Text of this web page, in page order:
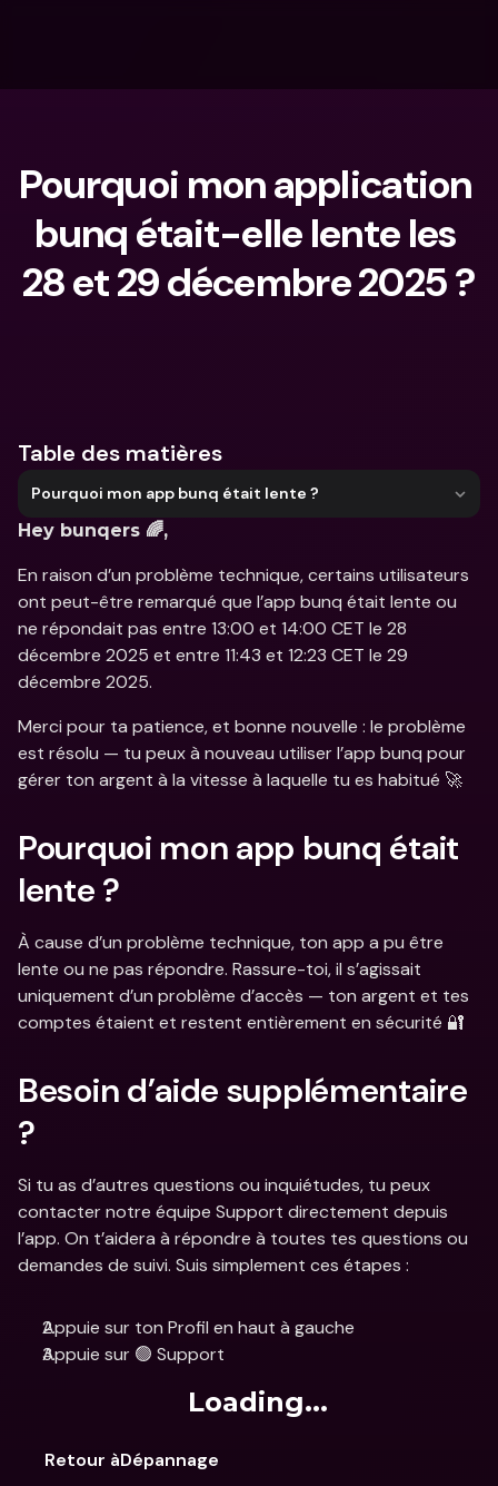
Pourquoi mon application
bunq était-elle lente les
28 et 29 décembre 2025 ?
Table des matières
Pourquoi mon app bunq était lente ?
Hey bunqers 🌈,
En raison d’un problème technique, certains utilisateurs
ont peut-être remarqué que l’app bunq était lente ou
ne répondait pas entre 13:00 et 14:00 CET le 28
décembre 2025 et entre 11:43 et 12:23 CET le 29
décembre 2025.
Merci pour ta patience, et bonne nouvelle : le problème
est résolu — tu peux à nouveau utiliser l’app bunq pour
gérer ton argent à la vitesse à laquelle tu es habitué 🚀
Pourquoi mon app bunq était
lente ?
À cause d’un problème technique, ton app a pu être
lente ou ne pas répondre. Rassure-toi, il s’agissait
uniquement d’un problème d’accès — ton argent et tes
comptes étaient et restent entièrement en sécurité 🔐
Besoin d’aide supplémentaire
?
Si tu as d’autres questions ou inquiétudes, tu peux
contacter notre équipe Support directement depuis
l’app. On t’aidera à répondre à toutes tes questions ou
demandes de suivi. Suis simplement ces étapes :
Appuie sur ton Profil en haut à gauche
Appuie sur 🟢 Support
Loading...
Retour àDépannage